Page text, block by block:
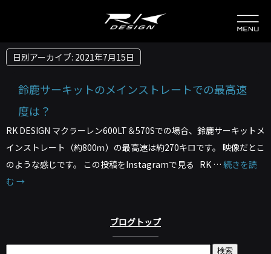
日別アーカイブ: 2021年7月15日
鈴鹿サーキットのメインストレートでの最高速
度は？
RK DESIGN マクラーレン600LT＆570Sでの場合、鈴鹿サーキットメ
インストレート（約800ｍ）の最高速は約270キロです。 映像だとこ
のような感じです。 この投稿をInstagramで見る RK … 続きを読
む →
ブログトップ